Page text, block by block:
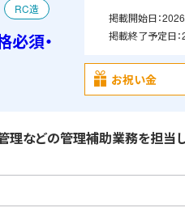
RC造
必須・
掲載開始日：
掲載終了予定日：
お祝い金
などの管理補助業務を担当し